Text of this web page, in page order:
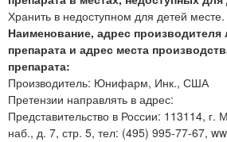
Хранить в недоступном для детей месте.
Наименование, адрес производителя
препарата и адрес места
препарата:
Производитель: Юнифарм, Инк., США
Претензии направлять в адрес:
Представительство в России: 113114, г.
наб., д. 7, стр. 5, тел: (495) 995-77-67,